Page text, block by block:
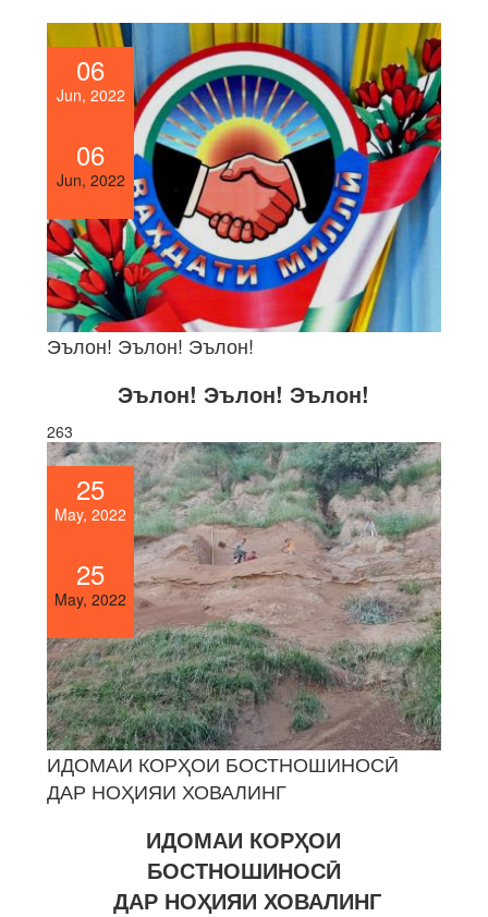
06
Jun, 2022
06
Jun, 2022
Эълон! Эълон! Эълон!
Эълон! Эълон! Эълон!
263
25
May, 2022
25
May, 2022
ИДОМАИ КОРҲОИ БОСТНОШИНОСӢ
ДАР НОҲИЯИ ХОВАЛИНГ
ИДОМАИ КОРҲОИ
БОСТНОШИНОСӢ
ДАР НОҲИЯИ ХОВАЛИНГ